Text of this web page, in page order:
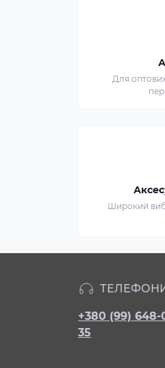
Для
Широкий
+380 (99) 648-
35